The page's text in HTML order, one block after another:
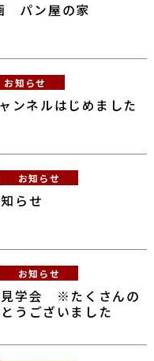
パン屋の家
お知らせ
ンネルはじめました
お知らせ
らせ
お知らせ
見学会 ※たくさんの
うございました